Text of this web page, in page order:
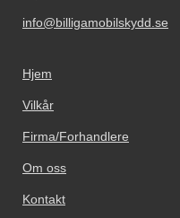
info@billigamobilskydd.se
Hjem
Vilkår
Firma/Forhandlere
Om oss
Kontakt